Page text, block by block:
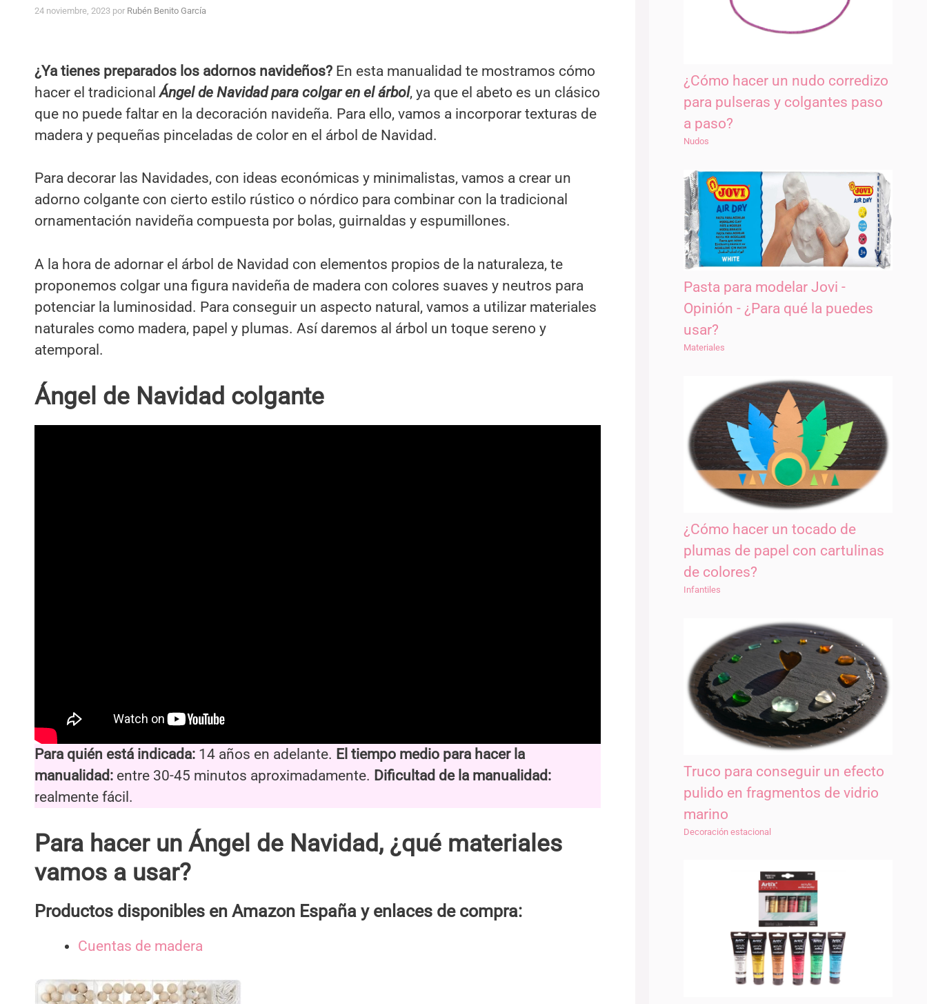
24 noviembre, 2023 por Rubén Benito García
¿Ya tienes preparados los adornos navideños? En esta manualidad te mostramos cómo
hacer el tradicionalÁngel de Navidad para colgar en el árbol, ya que el abeto es un clásico
que no puede faltar en la decoración navideña. Para ello, vamos a incorporar texturas de
madera y pequeñas pinceladas de color en el árbol de Navidad.
Para decorar las Navidades, con ideas económicas y minimalistas, vamos a crear un
adorno colgante con cierto estilo rústico o nórdico para combinar con la tradicional
ornamentación navideña compuesta por bolas, guirnaldas y espumillones.
A la hora de adornar el árbol de Navidad con elementos propios de la naturaleza, te
proponemos colgar una figura navideña de madera con colores suaves y neutros para
potenciar la luminosidad. Para conseguir un aspecto natural, vamos a utilizar materiales
naturales como madera, papel y plumas. Así daremos al árbol un toque sereno y
atemporal.
Ángel de Navidad colgante
Para quién está indicada: 14 años en adelante. El tiempo medio para hacer la
manualidad: entre 30-45 minutos aproximadamente. Dificultad de la manualidad:
realmente fácil.
Para hacer un Ángel de Navidad, ¿qué materiales
vamos a usar?
Productos disponibles en Amazon España y enlaces de compra:
Cuentas de madera
¿Cómo hacer un nudo corredizo
para pulseras y colgantes paso
a paso?
Nudos
Pasta para modelar Jovi -
Opinión - ¿Para qué la puedes
usar?
Materiales
¿Cómo hacer un tocado de
plumas de papel con cartulinas
de colores?
Infantiles
Truco para conseguir un efecto
pulido en fragmentos de vidrio
marino
Decoración estacional